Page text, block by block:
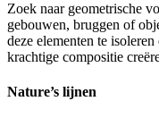
Zoek naar geometrische
gebouwen, bruggen of
deze elementen te
krachtige compositie
Nature’s lijnen